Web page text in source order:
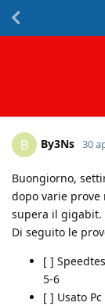
B By3Ns 30
Buongiorno,
dopo varie prove
supera il gigabit.
Di seguito le
[ ]
5-6
[ ] Usato